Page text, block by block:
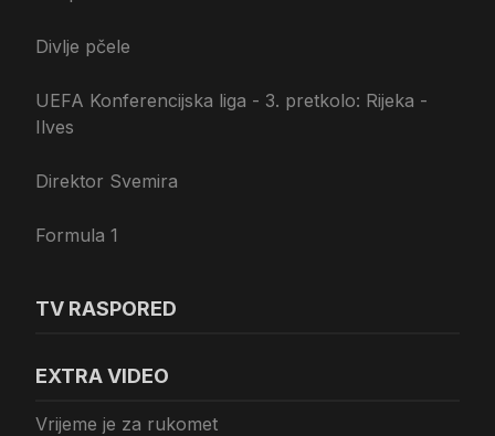
Divlje pčele
UEFA Konferencijska liga - 3. pretkolo: Rijeka -
Ilves
Direktor Svemira
Formula 1
TV RASPORED
EXTRA VIDEO
Vrijeme je za rukomet